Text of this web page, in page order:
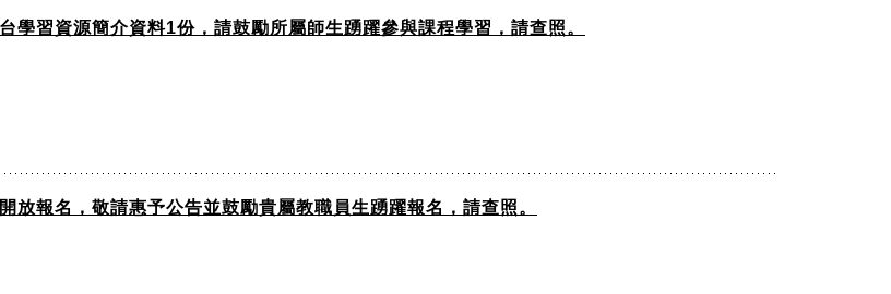
學習資源簡介資料1份，請鼓勵所屬師生踴躍參與課程學習，請查照。
放報名，敬請惠予公告並鼓勵貴屬教職員生踴躍報名，請查照。